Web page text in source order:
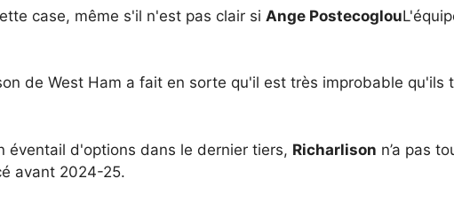
case, même s'il n'est pas clair si Ange Postecoglou
de West Ham a fait en sorte qu'il est très improbable
éventail d'options dans le dernier tiers, Richarlison n’a pas
avant 2024-25.